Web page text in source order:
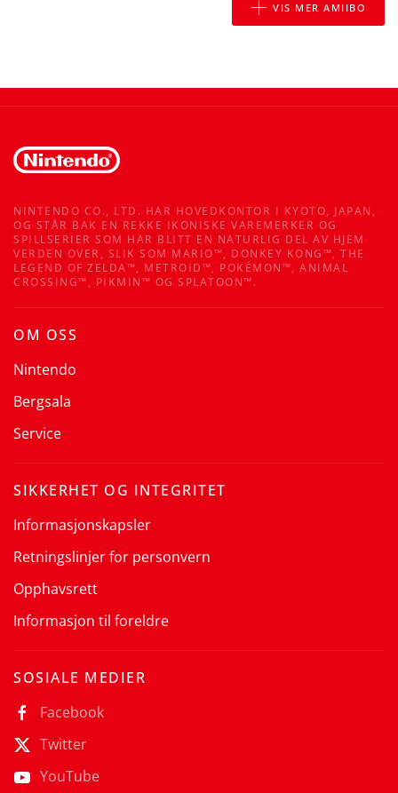
VIS MER AMIIBO
NINTENDO CO., LTD. HAR HOVEDKONTOR I KYOTO, JAPAN,
OG STÅR BAK EN REKKE IKONISKE VAREMERKER OG
SPILLSERIER SOM HAR BLITT EN NATURLIG DEL AV HJEM
VERDEN OVER, SLIK SOM MARIO™, DONKEY KONG™, THE
LEGEND OF ZELDA™, METROID™, POKÉMON™, ANIMAL
CROSSING™, PIKMIN™ OG SPLATOON™.
OM OSS
Nintendo
Bergsala
Service
SIKKERHET OG INTEGRITET
Informasjonskapsler
Retningslinjer for personvern
Opphavsrett
Informasjon til foreldre
SOSIALE MEDIER
Facebook
Twitter
YouTube